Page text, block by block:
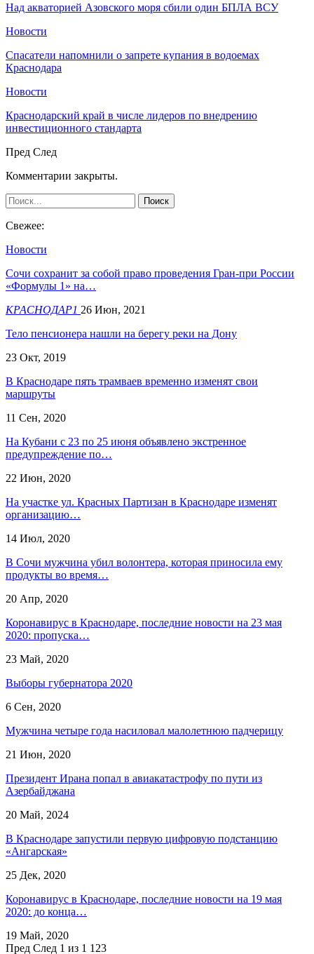
Над акваторией Азовского моря сбили один БПЛА ВСУ
Новости
Спасатели напомнили о запрете купания в водоемах
Краснодара
Новости
Краснодарский край в числе лидеров по внедрению
инвестиционного стандарта
Пред След
Комментарии закрыты.
Свежее:
Новости
Сочи сохранит за собой право проведения Гран-при России
«Формулы 1» на…
КРАСНОДАР1 26 Июн, 2021
Тело пенсионера нашли на берегу реки на Дону
23 Окт, 2019
В Краснодаре пять трамваев временно изменят свои
маршруты
11 Сен, 2020
На Кубани с 23 по 25 июня объявлено экстренное
предупреждение по…
22 Июн, 2020
На участке ул. Красных Партизан в Краснодаре изменят
организацию…
14 Июл, 2020
В Сочи мужчина убил волонтера, которая приносила ему
продукты во время…
20 Апр, 2020
Коронавирус в Краснодаре, последние новости на 23 мая
2020: пропуска…
23 Май, 2020
Выборы губернатора 2020
6 Сен, 2020
Мужчина четыре года насиловал малолетнюю падчерицу
21 Июн, 2020
​Президент Ирана попал в авиакатастрофу по пути из
Азербайджана
20 Май, 2024
В Краснодаре запустили первую цифровую подстанцию
«Ангарская»
25 Дек, 2020
Коронавирус в Краснодаре, последние новости на 19 мая
2020: до конца…
19 Май, 2020
Пред След 1 из 1 123